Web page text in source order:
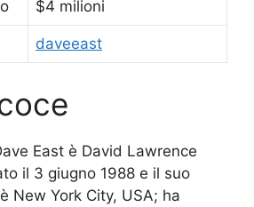
$4 milioni
daveeast
East è David Lawrence
il 3 giugno 1988 e il suo
New York City, USA; ha